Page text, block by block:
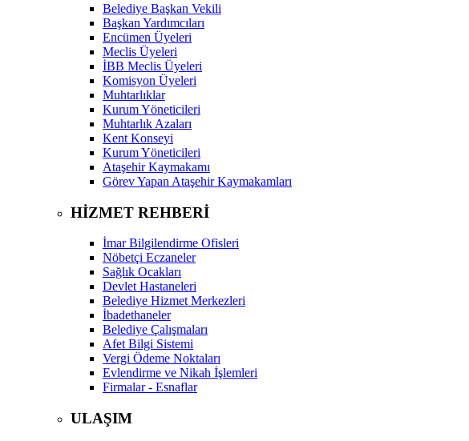
Belediye Başkan Vekili
Başkan Yardımcıları
Encümen Üyeleri
Meclis Üyeleri
İBB Meclis Üyeleri
Komisyon Üyeleri
Muhtarlıklar
Kurum Yöneticileri
Muhtarlık Azaları
Kent Konseyi
Kurum Yöneticileri
Ataşehir Kaymakamı
Görev Yapan Ataşehir Kaymakamları
HİZMET REHBERİ
İmar Bilgilendirme Ofisleri
Nöbetçi Eczaneler
Sağlık Ocakları
Devlet Hastaneleri
Belediye Hizmet Merkezleri
İbadethaneler
Belediye Çalışmaları
Afet Bilgi Sistemi
Vergi Ödeme Noktaları
Evlendirme ve Nikah İşlemleri
Firmalar - Esnaflar
ULAŞIM